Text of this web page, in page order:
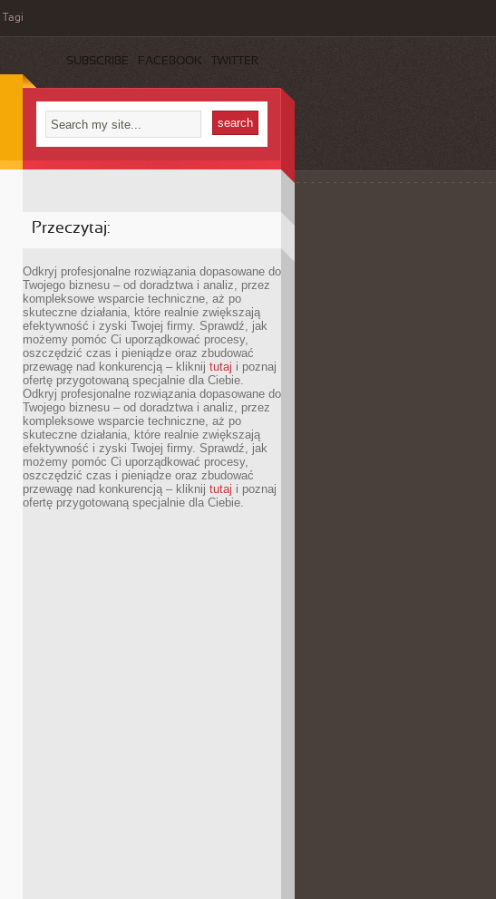
Tagi
SUBSCRIBE FACEBOOK TWITTER
Przeczytaj:
Odkryj profesjonalne rozwiązania dopasowane do
Twojego biznesu – od doradztwa i analiz, przez
kompleksowe wsparcie techniczne, aż po
skuteczne działania, które realnie zwiększają
efektywność i zyski Twojej firmy. Sprawdź, jak
możemy pomóc Ci uporządkować procesy,
oszczędzić czas i pieniądze oraz zbudować
przewagę nad konkurencją – kliknij tutaj i poznaj
ofertę przygotowaną specjalnie dla Ciebie.
Odkryj profesjonalne rozwiązania dopasowane do
Twojego biznesu – od doradztwa i analiz, przez
kompleksowe wsparcie techniczne, aż po
skuteczne działania, które realnie zwiększają
efektywność i zyski Twojej firmy. Sprawdź, jak
możemy pomóc Ci uporządkować procesy,
oszczędzić czas i pieniądze oraz zbudować
przewagę nad konkurencją – kliknij tutaj i poznaj
ofertę przygotowaną specjalnie dla Ciebie.